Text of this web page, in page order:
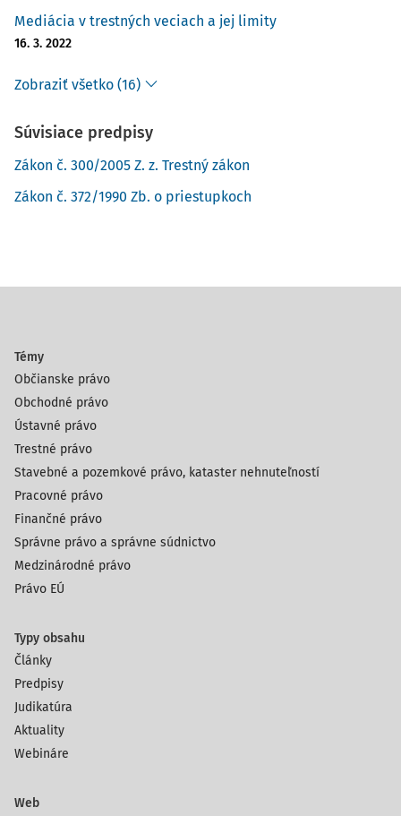
Mediácia v trestných veciach a jej limity
16. 3. 2022
Zobraziť všetko (16)
Súvisiace predpisy
Zákon č. 300/2005 Z. z. Trestný zákon
Zákon č. 372/1990 Zb. o priestupkoch
Témy
Občianske právo
Obchodné právo
Ústavné právo
Trestné právo
Stavebné a pozemkové právo, kataster nehnuteľností
Pracovné právo
Finančné právo
Správne právo a správne súdnictvo
Medzinárodné právo
Právo EÚ
Typy obsahu
Články
Predpisy
Judikatúra
Aktuality
Webináre
Web